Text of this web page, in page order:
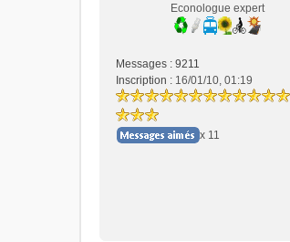
Econologue expert
Messages : 9211
Inscription : 16/01/10, 01:19
x 11